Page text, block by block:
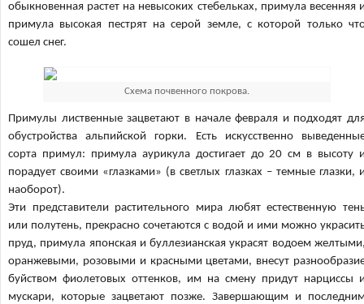
обыкновенная растет на невысоких стебельках, примула весенняя
примула высокая пестрят на серой земле, с которой только
сошел снег.
Схема почвенного покрова.
Примулы лиственные зацветают в начале февраля и подходят
обустройства альпийской горки. Есть искусственно
сорта примул: примула аурикула достигает до 20 см в высоту
порадует своими «глазками» (в светлых глазках – темные глазки,
наоборот).
Эти представители растительного мира любят естественную
или полутень, прекрасно сочетаются с водой и ими можно
пруд, примула японская и буллезианская украсят водоем
оранжевыми, розовыми и красными цветами, внесут
буйством фиолетовых оттенков, им на смену придут нарциссы
мускари, которые зацветают позже. Завершающим и